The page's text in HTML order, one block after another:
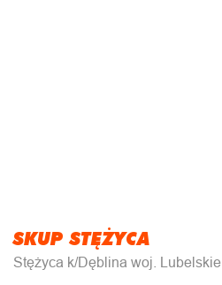
SKUP STĘŻYCA
Stężyca k/Dęblina woj. Lubelskie